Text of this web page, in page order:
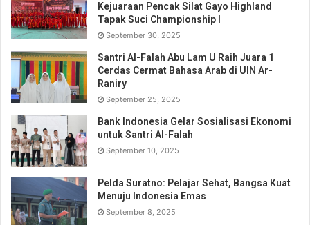
Kejuaraan Pencak Silat Gayo Highland
Tapak Suci Championship I
September 30, 2025
Santri Al-Falah Abu Lam U Raih Juara 1
Cerdas Cermat Bahasa Arab di UIN Ar-
Raniry
September 25, 2025
Bank Indonesia Gelar Sosialisasi Ekonomi
untuk Santri Al-Falah
September 10, 2025
Pelda Suratno: Pelajar Sehat, Bangsa Kuat
Menuju Indonesia Emas
September 8, 2025